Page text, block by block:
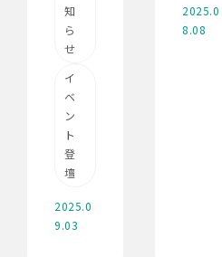
知
ら
せ
イ
ベ
ン
ト
登
壇
2025.0
9.03
2025.0
8.08